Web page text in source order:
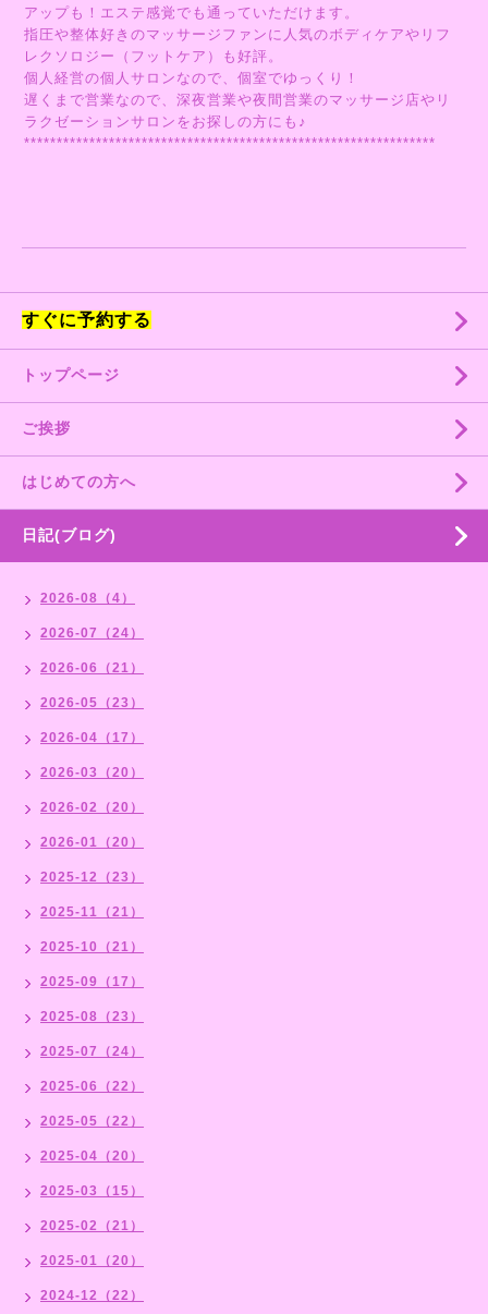
アップも！エステ感覚でも通っていただけます。
指圧や整体好きのマッサージファンに人気のボディケアやリフ
レクソロジー（フットケア）も好評。
個人経営の個人サロンなので、個室でゆっくり！
遅くまで営業なので、深夜営業や夜間営業のマッサージ店やリ
ラクゼーションサロンをお探しの方にも♪
***************************************************************
すぐに予約する
トップページ
ご挨拶
はじめての方へ
日記(ブログ)
2026-08（4）
2026-07（24）
2026-06（21）
2026-05（23）
2026-04（17）
2026-03（20）
2026-02（20）
2026-01（20）
2025-12（23）
2025-11（21）
2025-10（21）
2025-09（17）
2025-08（23）
2025-07（24）
2025-06（22）
2025-05（22）
2025-04（20）
2025-03（15）
2025-02（21）
2025-01（20）
2024-12（22）